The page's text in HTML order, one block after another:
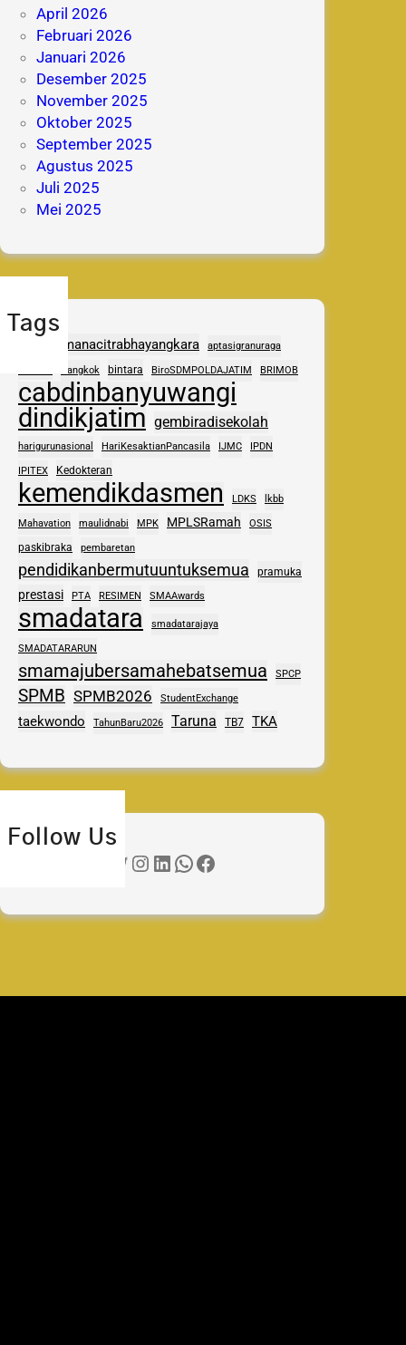
April 2026
Februari 2026
Januari 2026
Desember 2025
November 2025
Oktober 2025
September 2025
Agustus 2025
Juli 2025
Mei 2025
Tags
adhipramanacitrabhayangkara aptasigranuraga
Bangkok bintara BiroSDMPOLDAJATIM BRIMOB
cabdinbanyuwangi
dindikjatim gembiradisekolah
harigurunasional HariKesaktianPancasila IJMC IPDN
IPITEX Kedokteran
kemendikdasmen LDKS lkbb
Mahavation maulidnabi MPK MPLSRamah OSIS
paskibraka pembaretan
pendidikanbermutuuntuksemua pramuka
prestasi PTA RESIMEN SMAAwards
smadatara smadatarajaya
SMADATARARUN
smamajubersamahebatsemua SPCP
SPMB SPMB2026 StudentExchange
taekwondo TahunBaru2026 Taruna TB7 TKA
Follow Us
Instagram LinkedIn WhatsApp Facebook